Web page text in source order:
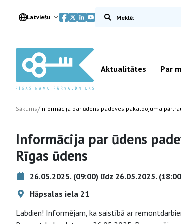
Latviešu Meklēt vietnē
Aktualitātes Par
Sākums/Informācija par ūdens padeves pakalpojuma
Informācija par ūdens
Rīgas ūdens
26.05.2025. (09:00) līdz 26.05.2025.
Hāpsalas iela 21
Labdien! Informējam, ka saistībā ar